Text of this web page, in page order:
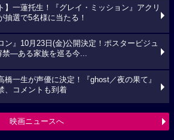
】一蓮托生！『グレイ・ミッション』アクリ
抽選で5名様に当たる！
ン』10月23日(金)公開決定！ポスタービジュ
禁―ある家族を巡る今...
橋一生が声優に決定！『ghost／夜の果て』
、コメントも到着
映画ニュースへ